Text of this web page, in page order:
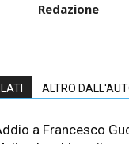
Redazione
ALTRO
a Francesco